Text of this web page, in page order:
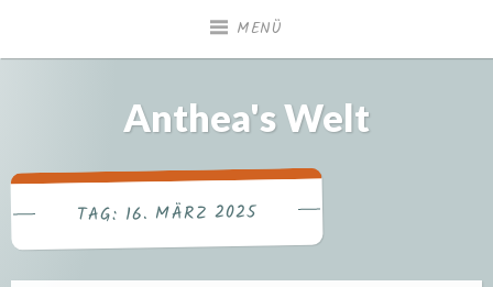
MENÜ
Anthea's Welt
TAG: 16. MÄRZ 2025